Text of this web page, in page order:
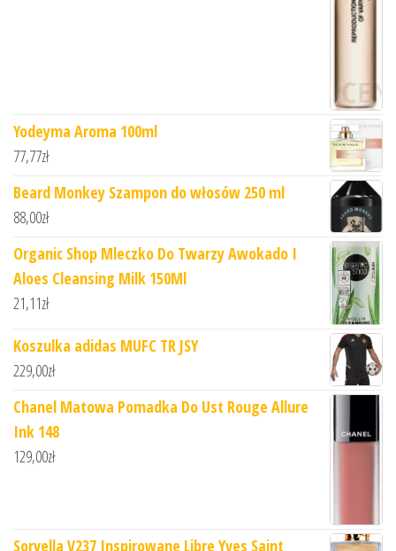
Yodeyma Aroma 100ml
77,77zł
Beard Monkey Szampon do włosów 250 ml
88,00zł
Organic Shop Mleczko Do Twarzy Awokado I
Aloes Cleansing Milk 150Ml
21,11zł
Koszulka adidas MUFC TR JSY
229,00zł
Chanel Matowa Pomadka Do Ust Rouge Allure
Ink 148
129,00zł
Sorvella V237 Inspirowane Libre Yves Saint